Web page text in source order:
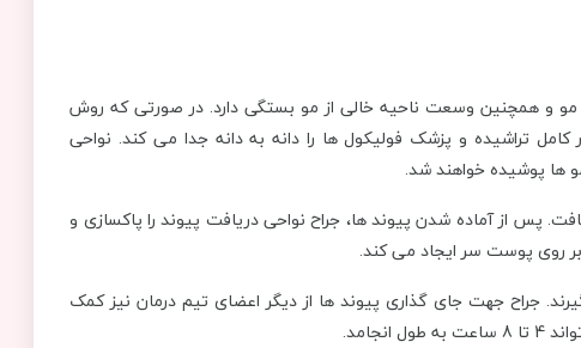
مو و همچنین وسعت ناحیه خالی از مو بستگی دارد. در صورتی که روش
تراشیده و پزشک فولیکول ها را دانه به دانه جدا می کند. نواحی
ها پوشیده خواهند شد.
پس از آماده شدن پیوند ها، جراح نواحی دریافت پیوند را پاکسازی و
بر روی پوست سر ایجاد می کند.
جراح جهت جای گذاری پیوند ها از دیگر اعضای تیم درمان نیز کمک